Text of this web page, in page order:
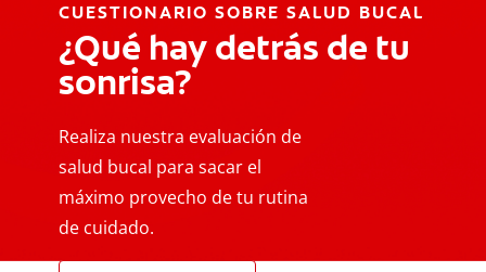
CUESTIONARIO SOBRE SALUD BUCAL
¿Qué hay detrás de tu
sonrisa?
Realiza nuestra evaluación de
salud bucal para sacar el
máximo provecho de tu rutina
de cuidado.